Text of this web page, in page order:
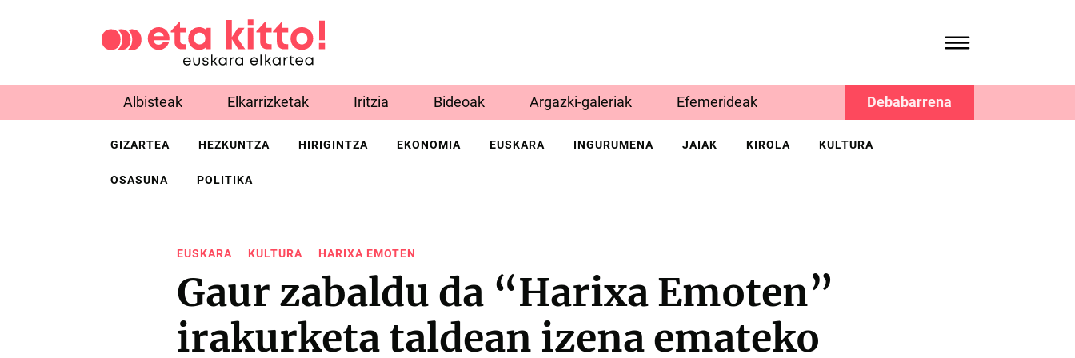
Albisteak Elkarrizketak Iritzia Bideoak Argazki-galeriak Efemerideak Debabarrena
GIZARTEA HEZKUNTZA HIRIGINTZA EKONOMIA EUSKARA INGURUMENA JAIAK KIROLA KULTURA
OSASUNA POLITIKA
EUSKARA KULTURA HARIXA EMOTEN
Gaur zabaldu da “Harixa Emoten”
irakurketa taldean izena emateko